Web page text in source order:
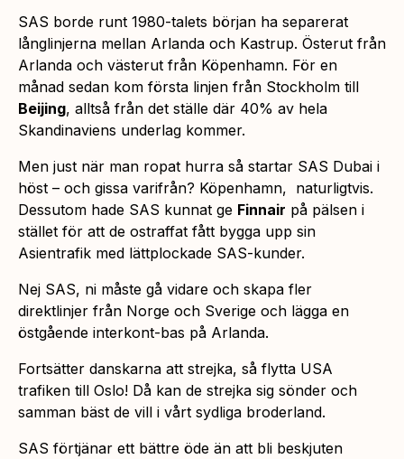
SAS borde runt 1980-talets början ha separerat
långlinjerna mellan Arlanda och Kastrup. Österut från
Arlanda och västerut från Köpenhamn. För en
månad sedan kom första linjen från Stockholm till
Beijing, alltså från det ställe där 40% av hela
Skandinaviens underlag kommer.
Men just när man ropat hurra så startar SAS Dubai i
höst – och gissa varifrån? Köpenhamn, naturligtvis.
Dessutom hade SAS kunnat ge Finnair på pälsen i
stället för att de ostraffat fått bygga upp sin
Asientrafik med lättplockade SAS-kunder.
Nej SAS, ni måste gå vidare och skapa fler
direktlinjer från Norge och Sverige och lägga en
östgående interkont-bas på Arlanda.
Fortsätter danskarna att strejka, så flytta USA
trafiken till Oslo! Då kan de strejka sig sönder och
samman bäst de vill i vårt sydliga broderland.
SAS förtjänar ett bättre öde än att bli beskjuten